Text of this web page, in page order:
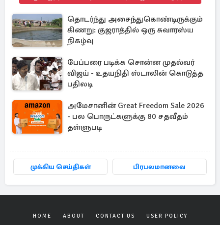
தொடர்ந்து அசைந்துகொண்டிருக்கும்
கிணறு: குஜராத்தில் ஒரு சுவாரஸ்ய
நிகழ்வு
பேப்பரை படிக்க சொன்ன முதல்வர்
விஜய் - உதயநிதி ஸ்டாலின் கொடுத்த
பதிலடி
அமேசானின் Great Freedom Sale 2026
- பல பொருட்களுக்கு 80 சதவீதம்
தள்ளுபடி
முக்கிய செய்திகள் பிரபலமானவை
HOME ABOUT CONTACT US USER POLICY